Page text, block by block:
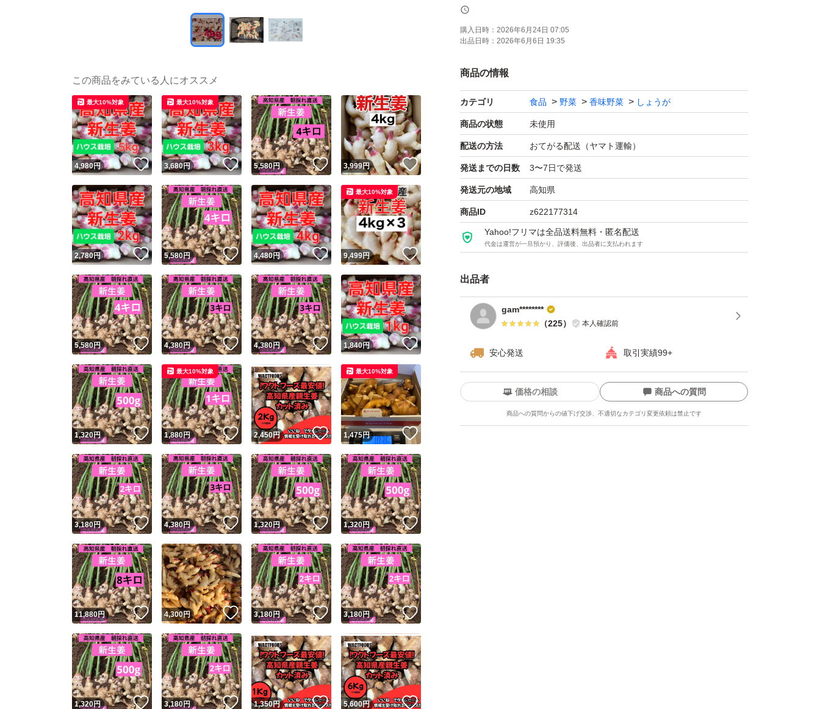
です。
土や汚れを綺麗に落としております。
常温でダンボールで発送致します。
す。ご了承下さいませ。
購入日時： 2026年6月24日 07:05
出品日時： 2026年6月6日 19:35
商品の情報
カテゴリ 食品 野菜 香味野菜 しょうが
商品の状態 未使用
配送の方法 おてがる配送（ヤマト運輸）
発送までの日数 3〜7日で発送
発送元の地域 高知県
商品ID z622177314
Yahoo!フリマは全品送料無料・匿名配送
代金は運営が一旦預かり、評価後、出品者に支払われます
出品者
gam********
（225） 本人確認前
安心発送 取引実績99+
ユーザーの実績について
価格の相談 商品への質問
商品への質問からの値下げ交渉、不適切なカテゴリ変更依頼は禁止です
この商品をみている人にオススメ
4,980円 いいね！
最大10%対象
3,680円 いいね！
最大10%対象
5,580円 いいね！
3,999円 いいね！
2,780円 いいね！
5,580円 いいね！
4,480円 いいね！
9,499円 いいね！
最大10%対象
5,580円 いいね！
4,380円 いいね！
4,380円 いいね！
1,840円 いいね！
1,320円 いいね！
1,880円 いいね！
最大10%対象
2,450円 いいね！
1,475円 いいね！
最大10%対象
3,180円 いいね！
4,380円 いいね！
1,320円 いいね！
1,320円 いいね！
11,880円 いいね！
4,300円 いいね！
3,180円 いいね！
3,180円 いいね！
1,320円 いいね！
3,180円 いいね！
1,350円 いいね！
5,600円 いいね！